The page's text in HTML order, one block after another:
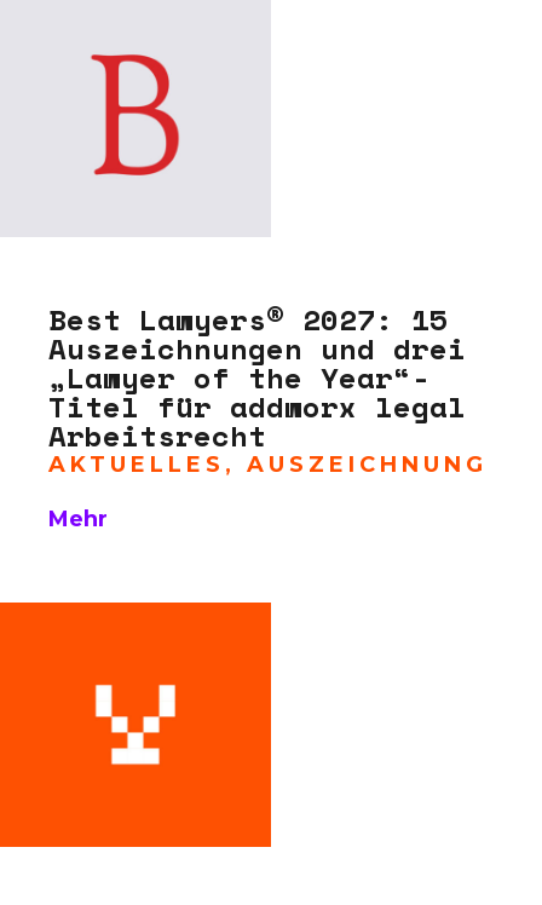
Best Lawyers® 2027: 15
Auszeichnungen und drei
„Lawyer of the Year“-
Titel für addworx legal
Arbeitsrecht
AKTUELLES , AUSZEICHNUNG
Mehr